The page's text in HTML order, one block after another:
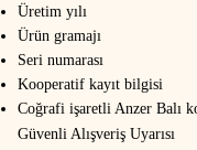
Üretim yılı
Ürün gramajı
Seri numarası
Kooperatif kayıt bilgisi
Coğrafi işaretli Anzer Balı
Güvenli Alışveriş Uyarısı